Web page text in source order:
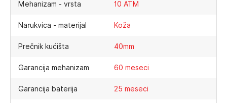
Mehanizam - vrsta 10 ATM
Narukvica - materijal Koža
Prečnik kućišta 40mm
Garancija mehanizam 60 meseci
Garancija baterija 25 meseci